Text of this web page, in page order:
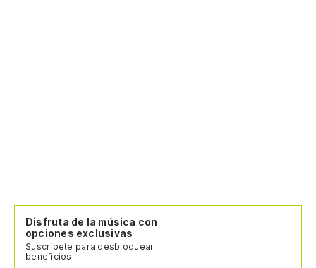
Disfruta de la música con
opciones exclusivas
Suscríbete para desbloquear
beneficios.